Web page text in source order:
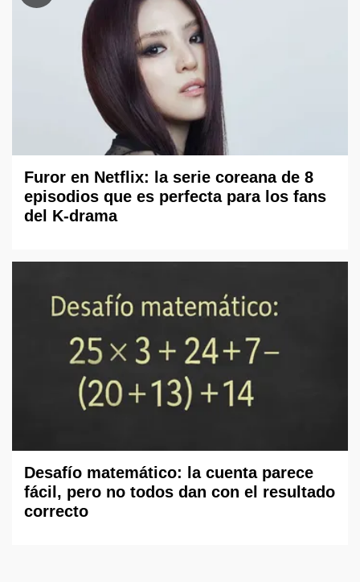
Furor en Netflix: la serie coreana de 8
episodios que es perfecta para los fans
del K-drama
Desafío matemático: la cuenta parece
fácil, pero no todos dan con el resultado
correcto